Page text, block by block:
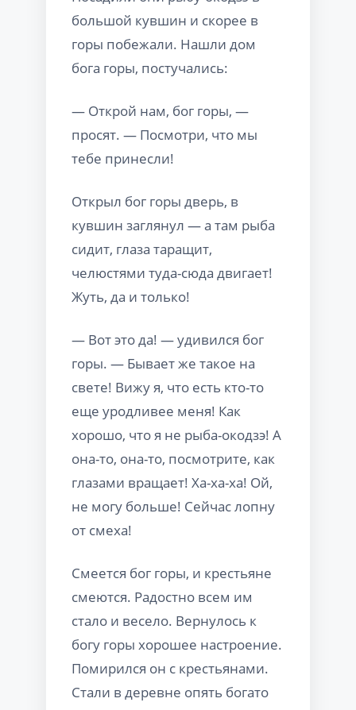
большой кувшин и скорее в
горы побежали. Нашли дом
бога горы, постучались:
— Открой нам, бог горы, —
просят. — Посмотри, что мы
тебе принесли!
Открыл бог горы дверь, в
кувшин заглянул — а там рыба
сидит, глаза таращит,
челюстями туда-сюда двигает!
Жуть, да и только!
— Вот это да! — удивился бог
горы. — Бывает же такое на
свете! Вижу я, что есть кто-то
еще уродливее меня! Как
хорошо, что я не рыба-окодзэ! А
она-то, она-то, посмотрите, как
глазами вращает! Ха-ха-ха! Ой,
не могу больше! Сейчас лопну
от смеха!
Смеется бог горы, и крестьяне
смеются. Радостно всем им
стало и весело. Вернулось к
богу горы хорошее настроение.
Помирился он с крестьянами.
Стали в деревне опять богато